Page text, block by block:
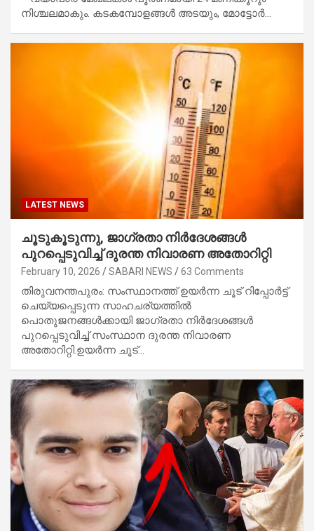
നിശ്ചലമാകും. കടകമ്പോളങ്ങള്‍ അടയും, മോട്ടോര്‍…
LATEST NEWS
ചൂടുകൂടുന്നു, ജാഗ്രതാ നിർദേശങ്ങൾ
പുറപ്പെടുവിച്ച് ദുരന്ത നിവാരണ അതോറിറ്റി
February 10, 2026 SABARI NEWS 63 Comments
തിരുവനന്തപുരം: സംസ്ഥാനത്ത് ഉയർന്ന ചൂട് റിപ്പോർട്ട്
ചെയ്യപ്പെടുന്ന സാഹചര്യത്തിൽ
പൊതുജനങ്ങൾക്കായി ജാഗ്രതാ നിർദേശങ്ങൾ
പുറപ്പെടുവിച്ച് സംസ്ഥാന ദുരന്ത നിവാരണ
അതോറിറ്റി.ഉയർന്ന ചൂട്…